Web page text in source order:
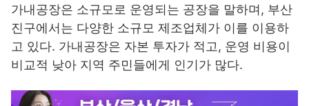
가내공장은 소규모로 운영되는 공장을 말하며, 부산
진구에서는 다양한 소규모 제조업체가 이를 이용하
고 있다. 가내공장은 자본 투자가 적고, 운영 비용이
비교적 낮아 지역 주민들에게 인기가 많다.